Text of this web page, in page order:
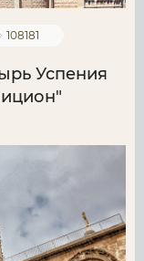
108181
Успения